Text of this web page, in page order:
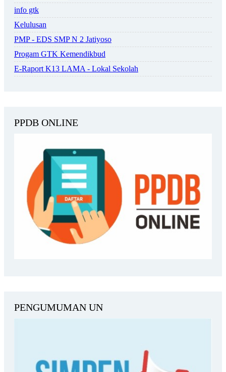
info gtk
Kelulusan
PMP - EDS SMP N 2 Jatiyoso
Progam GTK Kemendikbud
E-Raport K13 LAMA - Lokal Sekolah
PPDB ONLINE
PENGUMUMAN UN